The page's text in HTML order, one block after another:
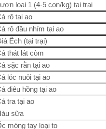
loại 1 (4-5 con/kg) tại trại
rô tại ao
rô đầu nhím tại ao
Ếch (tại trại)
thát lát còm
sặc rằn tại ao
lóc nuôi tại ao
điêu hồng tại ao
tra tại ao
sữa
móng tay loại to